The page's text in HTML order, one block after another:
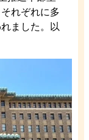
れぞれに多
ました。以